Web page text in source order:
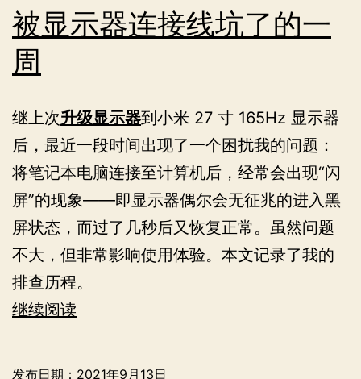
被显示器连接线坑了的一
周
继上次升级显示器到小米 27 寸 165Hz 显示器
后，最近一段时间出现了一个困扰我的问题：
将笔记本电脑连接至计算机后，经常会出现“闪
屏”的现象——即显示器偶尔会无征兆的进入黑
屏状态，而过了几秒后又恢复正常。虽然问题
不大，但非常影响使用体验。本文记录了我的
排查历程。
继续阅读
发布日期： 2021年9月13日